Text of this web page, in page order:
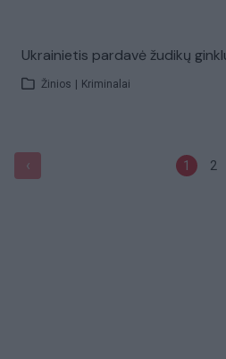
Ukrainietis pardavė žudikų
Žinios | Kriminalai
‹ 1 2